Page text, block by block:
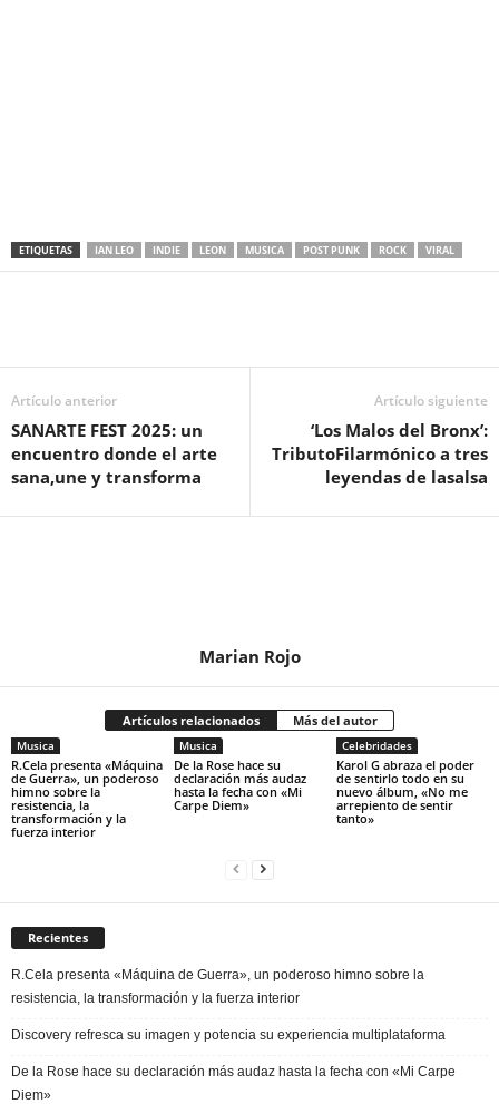
ETIQUETAS IAN LEO INDIE LEON MUSICA POST PUNK ROCK VIRAL
Artículo anterior
SANARTE FEST 2025: un
encuentro donde el arte
sana,une y transforma
Artículo siguiente
‘Los Malos del Bronx’:
TributoFilarmónico a tres
leyendas de lasalsa
Marian Rojo
Artículos relacionados Más del autor
Musica
R.Cela presenta «Máquina
de Guerra», un poderoso
himno sobre la
resistencia, la
transformación y la
fuerza interior
Musica
De la Rose hace su
declaración más audaz
hasta la fecha con «Mi
Carpe Diem»
Celebridades
Karol G abraza el poder
de sentirlo todo en su
nuevo álbum, «No me
arrepiento de sentir
tanto»
Recientes
R.Cela presenta «Máquina de Guerra», un poderoso himno sobre la
resistencia, la transformación y la fuerza interior
Discovery refresca su imagen y potencia su experiencia multiplataforma
De la Rose hace su declaración más audaz hasta la fecha con «Mi Carpe
Diem»